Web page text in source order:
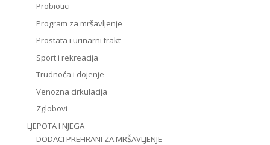
Probiotici
Program za mršavljenje
Prostata i urinarni trakt
Sport i rekreacija
Trudnoća i dojenje
Venozna cirkulacija
Zglobovi
LJEPOTA I NJEGA
DODACI PREHRANI ZA MRŠAVLJENJE